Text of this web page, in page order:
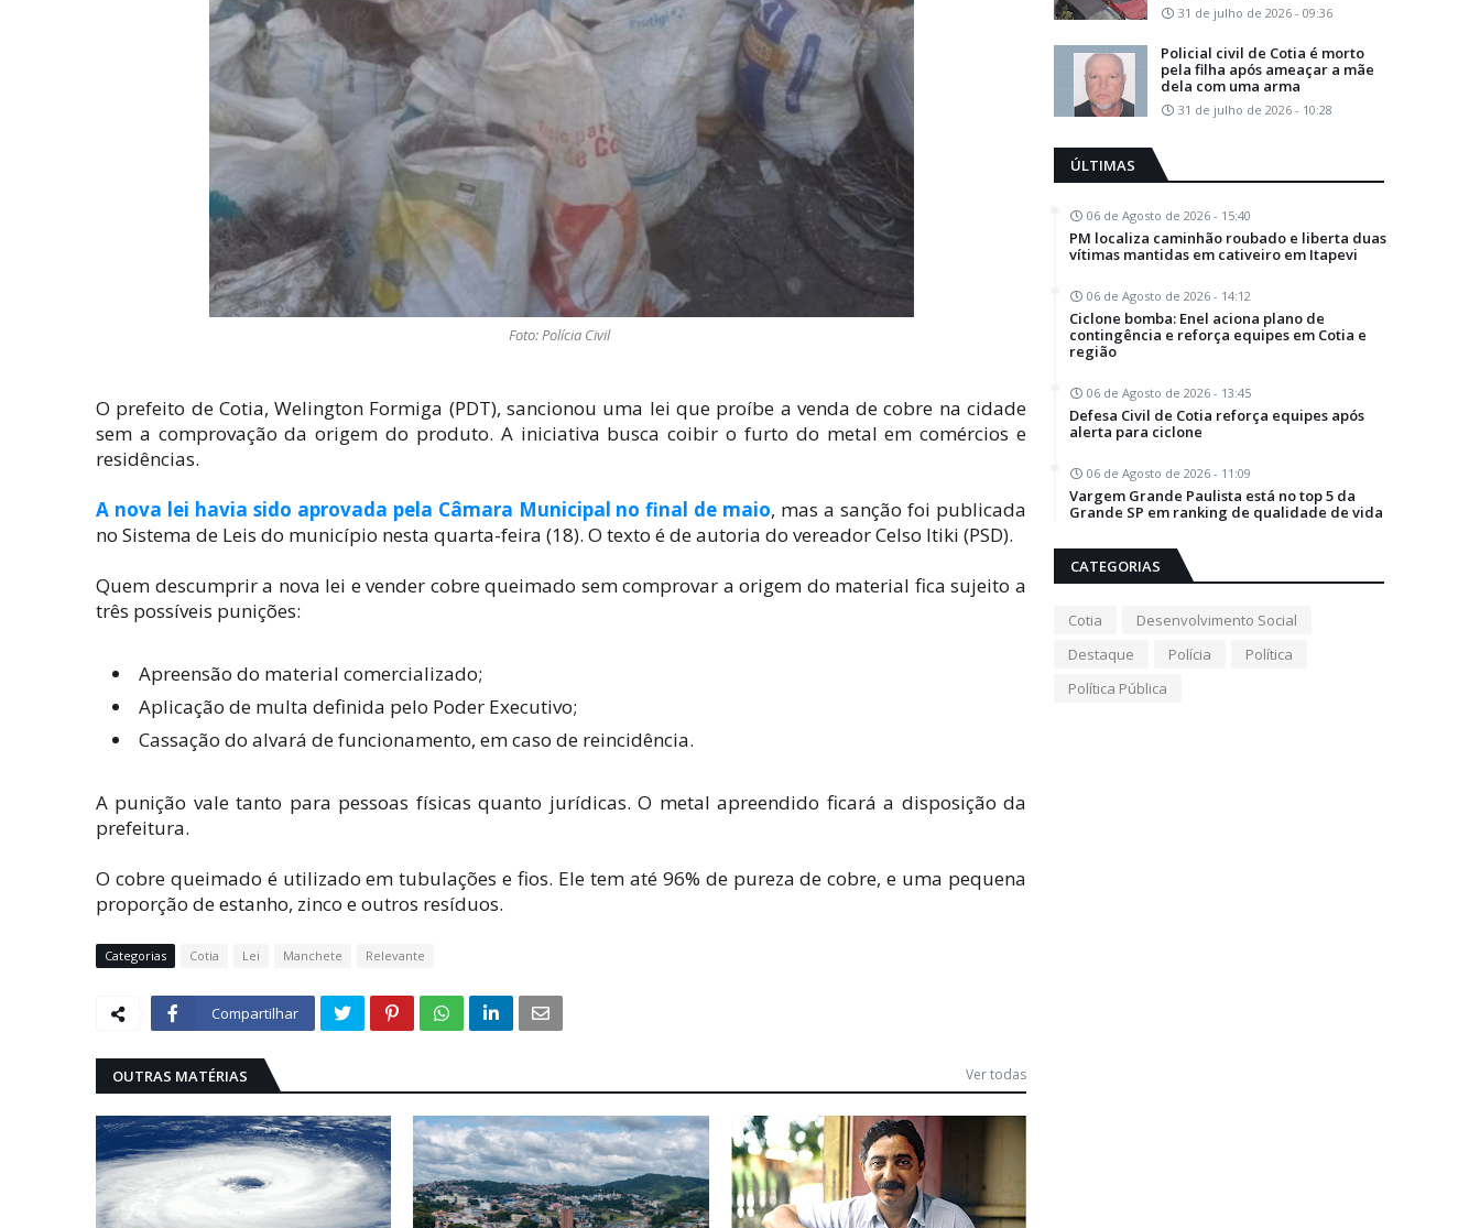
Foto: Polícia Civil
O prefeito de Cotia, Welington Formiga (PDT), sancionou uma lei que proíbe a venda de cobre na cidade
sem a comprovação da origem do produto. A iniciativa busca coibir o furto do metal em comércios e
residências.
A nova lei havia sido aprovada pela Câmara Municipal no final de maio, mas a sanção foi publicada
no Sistema de Leis do município nesta quarta-feira (18). O texto é de autoria do vereador Celso Itiki (PSD).
Quem descumprir a nova lei e vender cobre queimado sem comprovar a origem do material fica sujeito a
três possíveis punições:
Apreensão do material comercializado;
Aplicação de multa definida pelo Poder Executivo;
Cassação do alvará de funcionamento, em caso de reincidência.
A punição vale tanto para pessoas físicas quanto jurídicas. O metal apreendido ficará a disposição da
prefeitura.
O cobre queimado é utilizado em tubulações e fios. Ele tem até 96% de pureza de cobre, e uma pequena
proporção de estanho, zinco e outros resíduos.
Categorias Cotia Lei Manchete Relevante
Compartilhar
OUTRAS MATÉRIAS Ver todas
31 de julho de 2026 - 09:36
Policial civil de Cotia é morto
pela filha após ameaçar a mãe
dela com uma arma
31 de julho de 2026 - 10:28
ÚLTIMAS
06 de Agosto de 2026 - 15:40
PM localiza caminhão roubado e liberta duas
vítimas mantidas em cativeiro em Itapevi
06 de Agosto de 2026 - 14:12
Ciclone bomba: Enel aciona plano de
contingência e reforça equipes em Cotia e
região
06 de Agosto de 2026 - 13:45
Defesa Civil de Cotia reforça equipes após
alerta para ciclone
06 de Agosto de 2026 - 11:09
Vargem Grande Paulista está no top 5 da
Grande SP em ranking de qualidade de vida
CATEGORIAS
Cotia
Desenvolvimento Social
Destaque
Polícia
Política
Política Pública